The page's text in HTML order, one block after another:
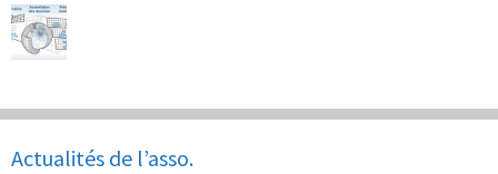
Actualités de l’asso.